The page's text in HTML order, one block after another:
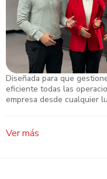
Atención Banca de
Diseñada para que
eficiente todas las
empresa desde cualquier
Ver más